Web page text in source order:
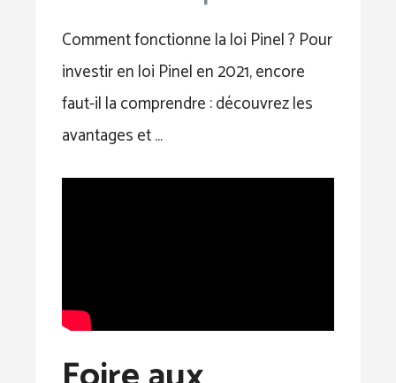
Comment fonctionne la loi Pinel ? Pour
investir en loi Pinel en 2021, encore
faut-il la comprendre : découvrez les
avantages et …